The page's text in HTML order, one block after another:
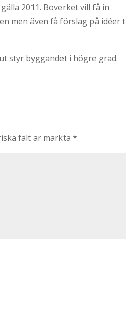
2011. Boverket vill få in
men även få förslag på idéer
styr byggandet i högre grad.
fält är märkta*